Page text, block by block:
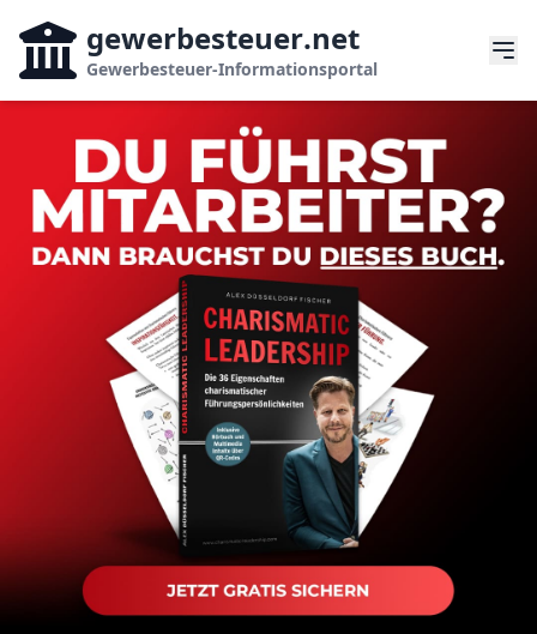
gewerbesteuer.net
Gewerbesteuer-Informationsportal